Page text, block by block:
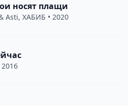
носят плащи
Asti, ХАБИБ • 2020
2016